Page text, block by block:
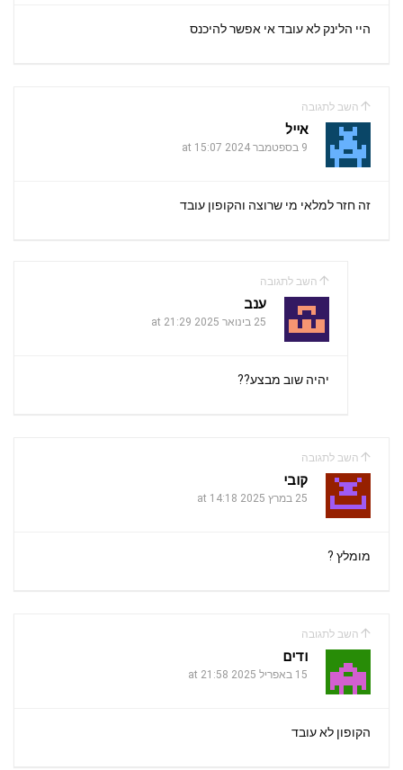
היי הלינק לא עובד אי אפשר להיכנס
השב לתגובה
אייל
9 בספטמבר 2024 at 15:07
זה חזר למלאי מי שרוצה והקופון עובד
השב לתגובה
ענב
25 בינואר 2025 at 21:29
יהיה שוב מבצע??
השב לתגובה
קובי
25 במרץ 2025 at 14:18
מומלץ ?
השב לתגובה
ודים
15 באפריל 2025 at 21:58
הקופון לא עובד